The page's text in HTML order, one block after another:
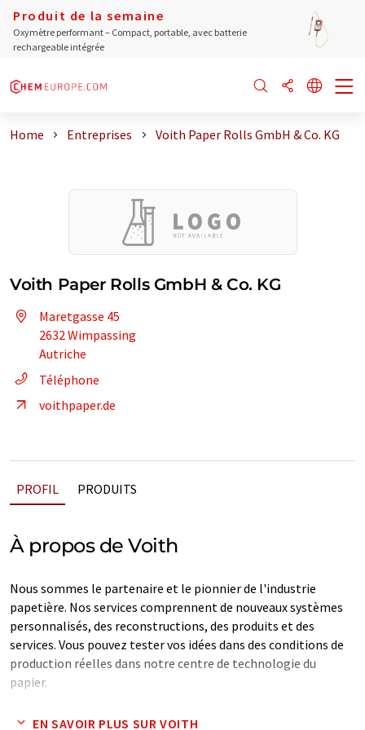
Produit de la semaine
Oxymètre performant – Compact, portable, avec batterie
rechargeable intégrée
Home Entreprises Voith Paper Rolls GmbH & Co. KG
Voith Paper Rolls GmbH & Co. KG
Maretgasse 45
2632 Wimpassing
Autriche
Téléphone
voithpaper.de
PROFIL PRODUITS
À propos de Voith
Nous sommes le partenaire et le pionnier de l'industrie
papetière. Nos services comprennent de nouveaux systèmes
personnalisés, des reconstructions, des produits et des
services. Vous pouvez tester vos idées dans des conditions de
production réelles dans notre centre de technologie du
papier.
Nous combinons des connaissances uniques en matière de
EN SAVOIR PLUS SUR VOITH